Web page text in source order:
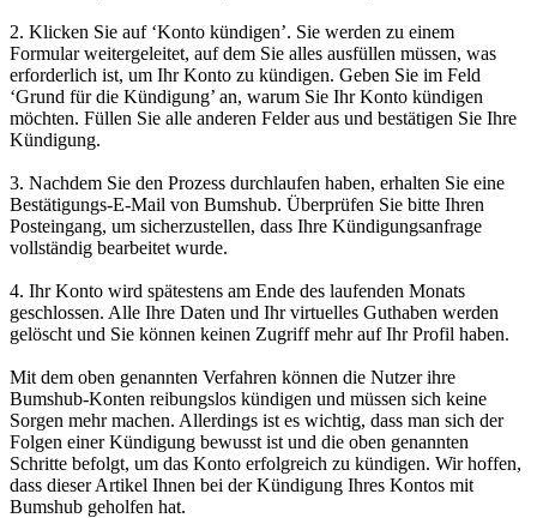
2. Klicken Sie auf ‘Konto kündigen’. Sie werden zu einem
Formular weitergeleitet, auf dem Sie alles ausfüllen müssen, was
erforderlich ist, um Ihr Konto zu kündigen. Geben Sie im Feld
‘Grund für die Kündigung’ an, warum Sie Ihr Konto kündigen
möchten. Füllen Sie alle anderen Felder aus und bestätigen Sie Ihre
Kündigung.
3. Nachdem Sie den Prozess durchlaufen haben, erhalten Sie eine
Bestätigungs-E-Mail von Bumshub. Überprüfen Sie bitte Ihren
Posteingang, um sicherzustellen, dass Ihre Kündigungsanfrage
vollständig bearbeitet wurde.
4. Ihr Konto wird spätestens am Ende des laufenden Monats
geschlossen. Alle Ihre Daten und Ihr virtuelles Guthaben werden
gelöscht und Sie können keinen Zugriff mehr auf Ihr Profil haben.
Mit dem oben genannten Verfahren können die Nutzer ihre
Bumshub-Konten reibungslos kündigen und müssen sich keine
Sorgen mehr machen. Allerdings ist es wichtig, dass man sich der
Folgen einer Kündigung bewusst ist und die oben genannten
Schritte befolgt, um das Konto erfolgreich zu kündigen. Wir hoffen,
dass dieser Artikel Ihnen bei der Kündigung Ihres Kontos mit
Bumshub geholfen hat.